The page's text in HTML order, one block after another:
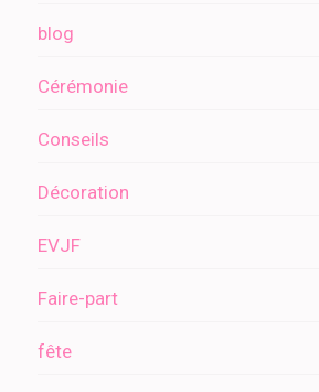
blog
Cérémonie
Conseils
Décoration
EVJF
Faire-part
fête